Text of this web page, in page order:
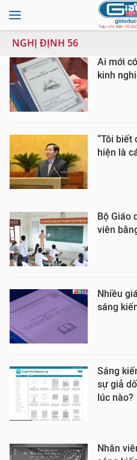
NGHỊ ĐỊNH 56
Ai mới
kinh
“Tôi biết
hiện là
Bộ Giáo
viên
Nhiều
sáng
Sáng
sự giả
lúc nào?
Nhân